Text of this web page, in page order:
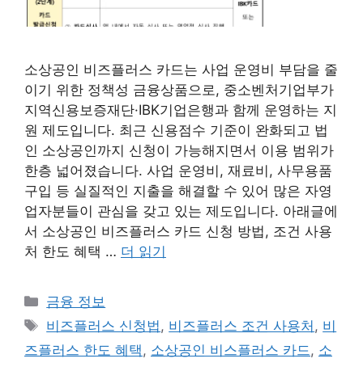
소상공인 비즈플러스 카드는 사업 운영비 부담을 줄
이기 위한 정책성 금융상품으로, 중소벤처기업부가
지역신용보증재단·IBK기업은행과 함께 운영하는 지
원 제도입니다. 최근 신용점수 기준이 완화되고 법
인 소상공인까지 신청이 가능해지면서 이용 범위가
한층 넓어졌습니다. 사업 운영비, 재료비, 사무용품
구입 등 실질적인 지출을 해결할 수 있어 많은 자영
업자분들이 관심을 갖고 있는 제도입니다. 아래글에
서 소상공인 비즈플러스 카드 신청 방법, 조건 사용
처 한도 혜택 … 더 읽기
카
테
고
리
금융 정보
태
그
비즈플러스 신청법 , 비즈플러스 조건 사용처 , 비
즈플러스 한도 혜택 , 소상공인 비스플러스 카드 , 소